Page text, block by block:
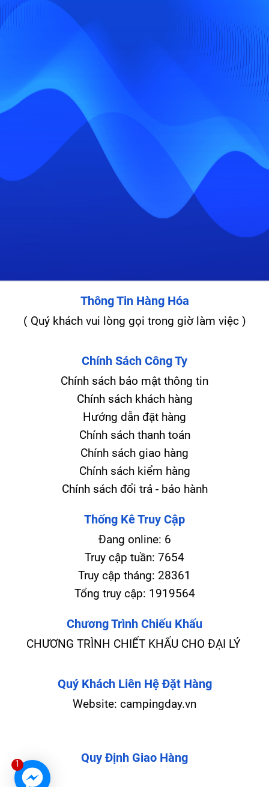
Thông Tin Hàng Hóa
( Quý khách vui lòng gọi trong giờ làm việc )
Chính Sách Công Ty
Chính sách bảo mật thông tin
Chính sách khách hàng
Hướng dẫn đặt hàng
Chính sách thanh toán
Chính sách giao hàng
Chính sách kiểm hàng
Chính sách đổi trả - bảo hành
Thống Kê Truy Cập
Đang online: 6
Truy cập tuần: 7654
Truy cập tháng: 28361
Tổng truy cập: 1919564
Chương Trình Chiếu Khấu
CHƯƠNG TRÌNH CHIẾT KHẤU CHO ĐẠI LÝ
Quý Khách Liên Hệ Đặt Hàng
Website: campingday.vn
Quy Định Giao Hàng
1